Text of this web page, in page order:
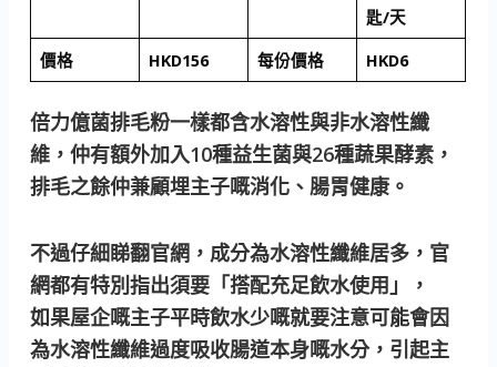
匙/天
價格
HKD156 每份價格 HKD6
倍力億菌排毛粉一樣都含水溶性與非水溶性纖
維，仲有額外加入10種益生菌與26種蔬果酵素，
排毛之餘仲兼顧埋主子嘅消化、腸胃健康。
不過仔細睇翻官網，成分為水溶性纖維居多，官
網都有特別指出須要「搭配充足飲水使用」，
如果屋企嘅主子平時飲水少嘅就要注意可能會因
為水溶性纖維過度吸收腸道本身嘅水分，引起主